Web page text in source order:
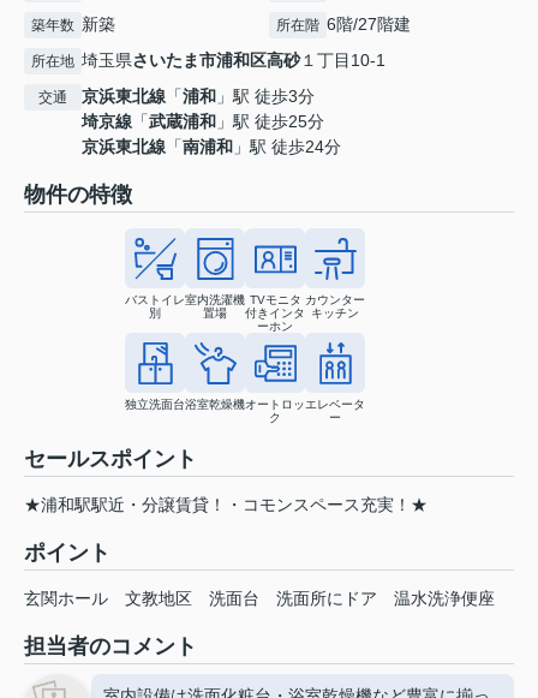
築年数 新築 所在階 6階/27階建
所在地 埼玉県さいたま市浦和区高砂１丁目10-1
交通 京浜東北線 「浦和 」駅 徒歩3分
埼京線 「武蔵浦和 」駅 徒歩25分
京浜東北線 「南浦和 」駅 徒歩24分
物件の特徴
バストイレ
別
室内洗濯機
置場
TVモニタ
付きインタ
ーホン
カウンター
キッチン
独立洗面台浴室乾燥機オートロッ
ク
エレベータ
ー
セールスポイント
★浦和駅駅近・分譲賃貸！・コモンスペース充実！★
ポイント
玄関ホール 文教地区 洗面台 洗面所にドア 温水洗浄便座
担当者のコメント